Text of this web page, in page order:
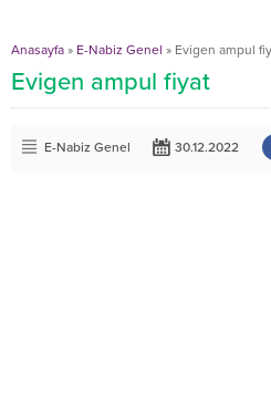
Anasayfa » E-Nabiz Genel » Evigen ampul
Evigen ampul fiyat
E-Nabiz Genel 30.12.2022